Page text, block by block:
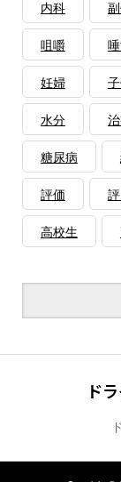
内科
咀嚼
妊婦
水分
糖尿病
評価
高校生
ド